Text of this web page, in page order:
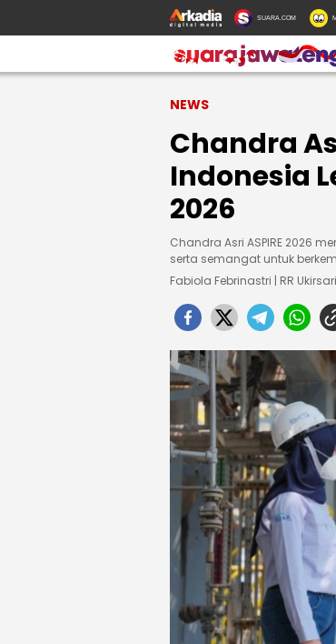
SUARA.COM
NEWS
Chandra
Indonesia
2026
Chandra Asri ASPIRE 2026
serta semangat untuk
Fabiola Febrinastri | RR